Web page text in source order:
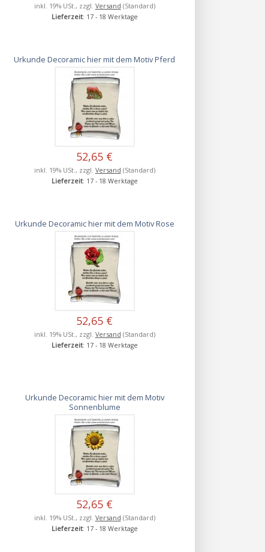
inkl. 19% USt., zzgl. Versand (Standard)
Lieferzeit: 17 - 18 Werktage
Urkunde Decoramic hier mit dem Motiv Pferd
52,65 €
inkl. 19% USt., zzgl. Versand (Standard)
Lieferzeit: 17 - 18 Werktage
Urkunde Decoramic hier mit dem Motiv Rose
52,65 €
inkl. 19% USt., zzgl. Versand (Standard)
Lieferzeit: 17 - 18 Werktage
Urkunde Decoramic hier mit dem Motiv
Sonnenblume
52,65 €
inkl. 19% USt., zzgl. Versand (Standard)
Lieferzeit: 17 - 18 Werktage